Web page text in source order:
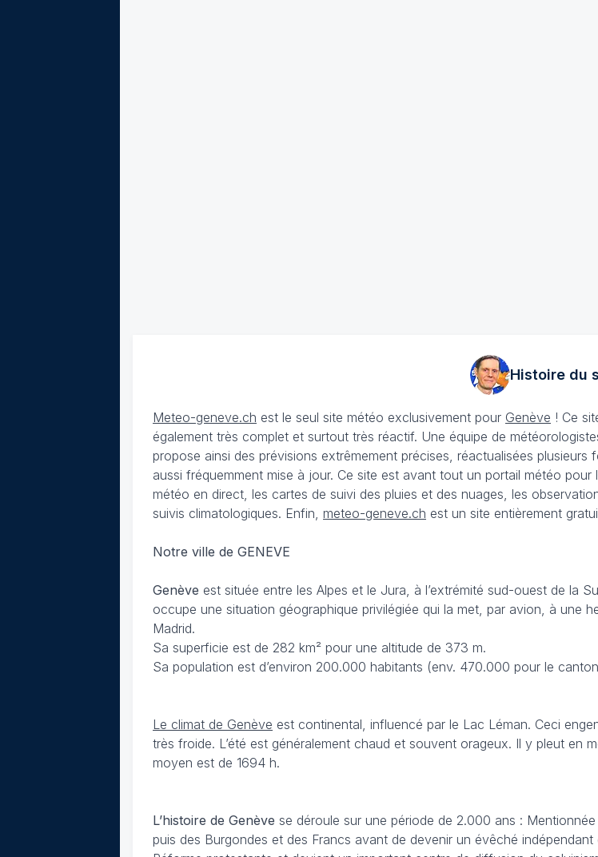
Histoire du
Meteo-geneve.ch est le seul site météo exclusivement pour Genève ! Ce
également très complet et surtout très réactif. Une équipe de
propose ainsi des prévisions extrêmement précises, réactualisées
aussi fréquemment mise à jour. Ce site est avant tout un portail météo
météo en direct, les cartes de suivi des pluies et des nuages, les
suivis climatologiques. Enfin, meteo-geneve.ch est un site entièrement
Notre ville de GENEVE
Genève est située entre les Alpes et le Jura, à l’extrémité sud-ouest de la
occupe une situation géographique privilégiée qui la met, par avion, à une
Madrid.
Sa superficie est de 282 km² pour une altitude de 373 m.
Sa population est d’environ 200.000 habitants (env. 470.000 pour le
Le climat de Genève est continental, influencé par le Lac Léman. Ceci
très froide. L’été est généralement chaud et souvent orageux. Il y pleut en
moyen est de 1694 h.
L’histoire de Genève se déroule sur une période de 2.000 ans :
puis des Burgondes et des Francs avant de devenir un évêché